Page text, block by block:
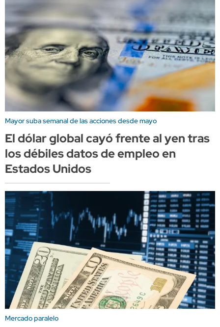
Mayor suba semanal de las acciones desde mayo
El dólar global cayó frente al yen tras
los débiles datos de empleo en
Estados Unidos
Mercado paralelo